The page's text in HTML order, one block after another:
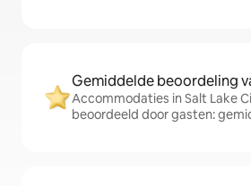
Gemiddelde beoordeling
Accommodaties in Salt Lake
beoordeeld door gasten: